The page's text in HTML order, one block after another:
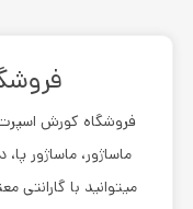
فروشگاه کورش
ماساژور، ماساژور
میتوانید با گارانتی